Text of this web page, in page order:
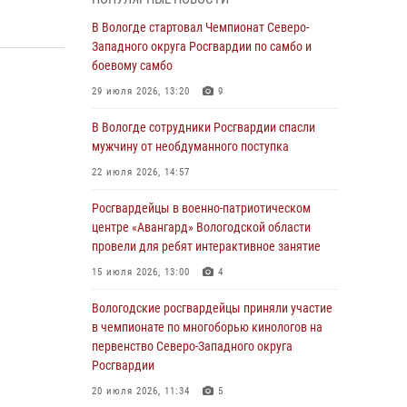
округа Росгвардии по спортивному и боевому
самбо
03 августа 2026, 08:54 8 1
ЗА МИНУВШУЮ НЕДЕЛЮ СОТРУДНИКАМИ
В ВОЛОГОДСКОЙ ОБЛАСТИ ЗАДЕРЖАНО 23
ПРАВОНАРУШИТЕЛЯ
02 августа 2026, 10:37
Росгвардейцы в г. Соколе задержали
несовершеннолетнего нарушителя
на питбайке
31 июля 2026, 06:43
В Вологде стартовал Чемпионат Северо-
Западного округа Росгвардии по самбо и
боевому самбо
29 июля 2026, 13:20
В Вологде стартовал Чемпионат Северо-
Западного округа Росгвардии по самбо и
боевому самбо
29 июля 2026, 13:20 9
В Вологде сотрудники Росгвардии спасли
мужчину от необдуманного поступка
22 июля 2026, 14:57
Росгвардейцы в военно-патриотическом
центре «Авангард» Вологодской области
провели для ребят интерактивное занятие
15 июля 2026, 13:00 4
Вологодские росгвардейцы приняли участие
в чемпионате по многоборью кинологов на
первенство Северо-Западного округа
Росгвардии
20 июля 2026, 11:34 5